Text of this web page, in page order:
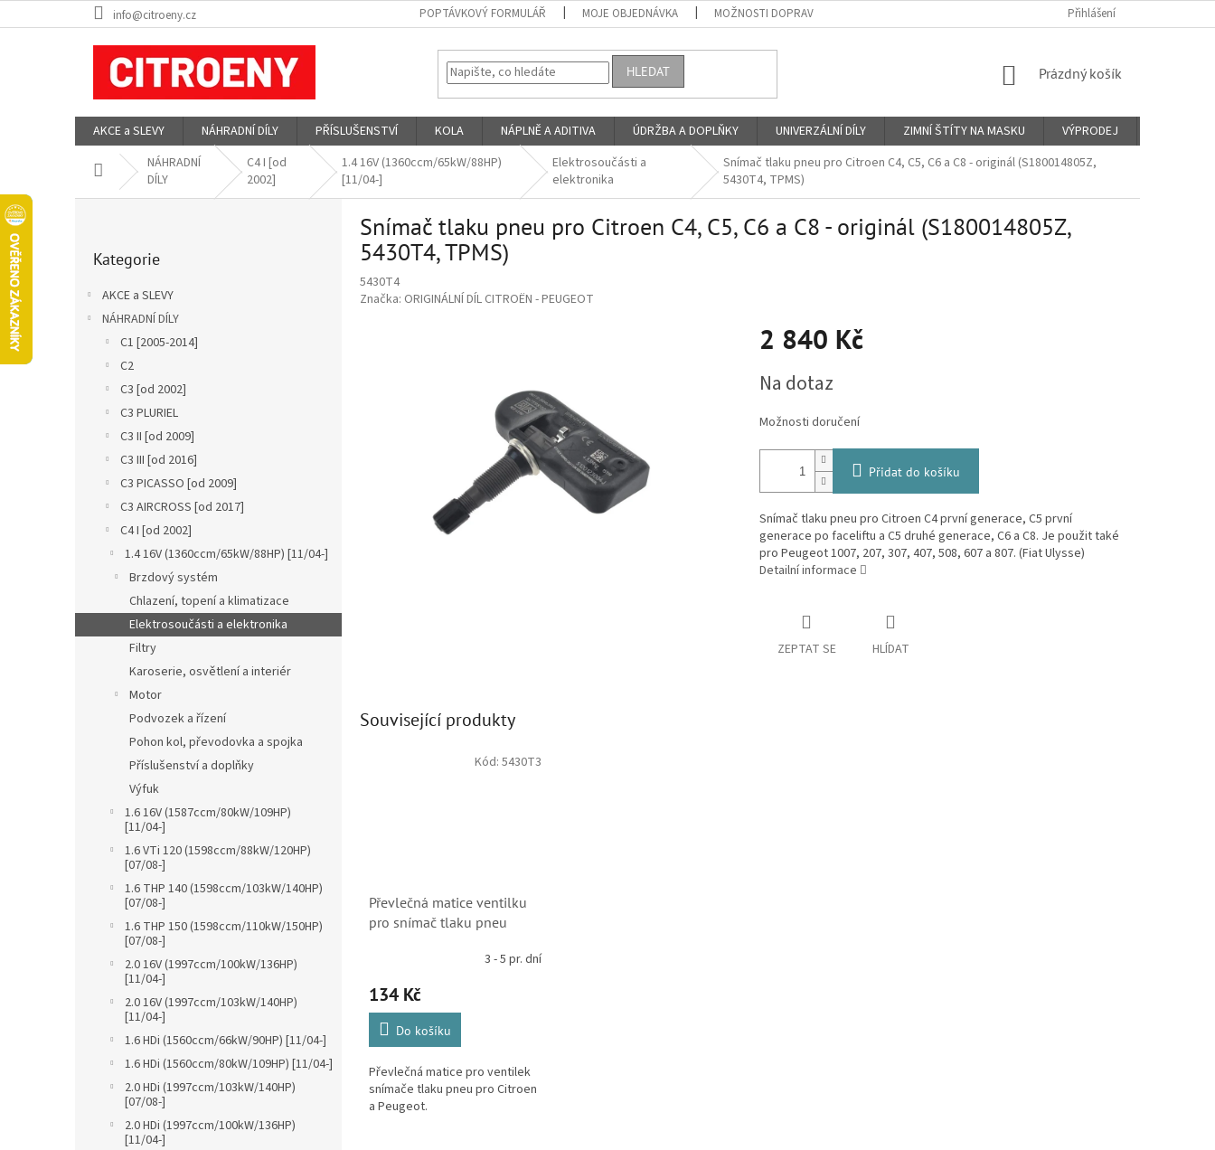
na
info@citroeny.cz POPTÁVKOVÝ FORMULÁŘ MOJE OBJEDNÁVKA MOŽNOSTI DOPRAVY A PLATBY PROČ VIN KÓD? O NÁS
Přihlášení
HLEDAT
NÁKUPNÍ
Prázdný košík
AKCE a SLEVY NÁHRADNÍ DÍLY PŘÍSLUŠENSTVÍ KOLA NÁPLNĚ A ADITIVA ÚDRŽBA A DOPLŇKY UNIVERZÁLNÍ DÍLY ZIMNÍ ŠTÍTY NA MASKU VÝPRODEJ
Domů NÁHRADNÍ
DÍLY
C4 I [od
2002]
1.4 16V (1360ccm/65kW/88HP)
[11/04-]
Elektrosoučásti a
elektronika
Snímač tlaku pneu pro Citroen C4, C5, C6 a C8 - originál (S180014805Z,
5430T4, TPMS)
kategorie
Kategorie
AKCE a SLEVY
NÁHRADNÍ DÍLY
C1 [2005-2014]
C2
C3 [od 2002]
C3 PLURIEL
C3 II [od 2009]
C3 III [od 2016]
C3 PICASSO [od 2009]
C3 AIRCROSS [od 2017]
C4 I [od 2002]
1.4 16V (1360ccm/65kW/88HP) [11/04-]
Brzdový systém
Chlazení, topení a klimatizace
Elektrosoučásti a elektronika
Filtry
Karoserie, osvětlení a interiér
Motor
Podvozek a řízení
Pohon kol, převodovka a spojka
Příslušenství a doplňky
Výfuk
1.6 16V (1587ccm/80kW/109HP)
[11/04-]
1.6 VTi 120 (1598ccm/88kW/120HP)
[07/08-]
1.6 THP 140 (1598ccm/103kW/140HP)
[07/08-]
1.6 THP 150 (1598ccm/110kW/150HP)
[07/08-]
2.0 16V (1997ccm/100kW/136HP)
[11/04-]
2.0 16V (1997ccm/103kW/140HP)
[11/04-]
1.6 HDi (1560ccm/66kW/90HP) [11/04-]
1.6 HDi (1560ccm/80kW/109HP) [11/04-]
2.0 HDi (1997ccm/103kW/140HP)
[07/08-]
2.0 HDi (1997ccm/100kW/136HP)
[11/04-]
Snímač tlaku pneu pro Citroen C4, C5, C6 a C8 - originál (S180014805Z,
5430T4, TPMS)
5430T4
Značka: ORIGINÁLNÍ DÍL CITROËN - PEUGEOT
2 840 Kč
cena:
Na dotaz
Možnosti doručení
Přidat do košíku
Snímač tlaku pneu pro Citroen C4 první generace, C5 první
generace po faceliftu a C5 druhé generace, C6 a C8. Je použit také
pro Peugeot 1007, 207, 307, 407, 508, 607 a 807. (Fiat Ulysse)
Detailní informace
ZEPTAT SE HLÍDAT
Související produkty
Převlečná matice ventilku
pro snímač tlaku pneu
3 - 5 pr. dní
134 Kč
Do košíku
Převlečná matice pro ventilek
snímače tlaku pneu pro Citroen
a Peugeot.
Kód: 5430T3